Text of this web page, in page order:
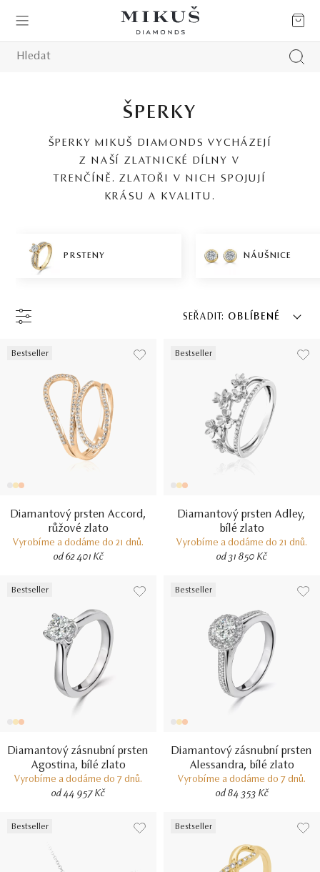
ŠPERKY
ŠPERKY MIKUŠ DIAMONDS VYCHÁZEJÍ
Z NAŠÍ ZLATNICKÉ DÍLNY V
TRENČÍNĚ. ZLATOŘI V NICH SPOJUJÍ
KRÁSU A KVALITU.
PRSTENY NÁUŠNICE
SEŘADIT: OBLÍBENÉ
Bestseller
Diamantový prsten Accord,
růžové zlato
Vyrobíme a dodáme do 21 dnů.
od 62 401 Kč
Bestseller
Diamantový prsten Adley,
bílé zlato
Vyrobíme a dodáme do 21 dnů.
od 31 850 Kč
Bestseller
Diamantový zásnubní prsten
Agostina, bílé zlato
Vyrobíme a dodáme do 7 dnů.
od 44 957 Kč
Bestseller
Diamantový zásnubní prsten
Alessandra, bílé zlato
Vyrobíme a dodáme do 7 dnů.
od 84 353 Kč
Bestseller Bestseller